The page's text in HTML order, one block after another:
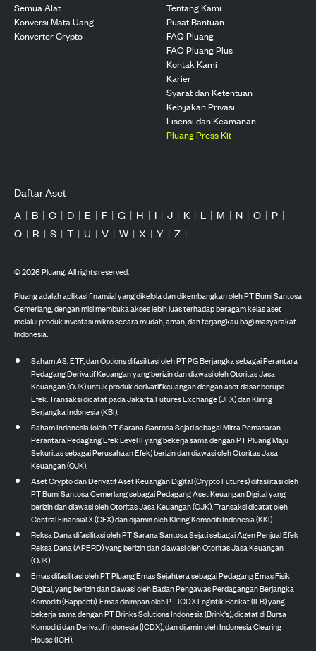
Semua Alat
Konversi Mata Uang
Konverter Crypto
Tentang Kami
Pusat Bantuan
FAQ Pluang
FAQ Pluang Plus
Kontak Kami
Karier
Syarat dan Ketentuan
Kebijakan Privasi
Lisensi dan Keamanan
Pluang Press Kit
Daftar Aset
A | B | C | D | E | F | G | H | I | J | K | L | M | N | O | P |
Q | R | S | T | U | V | W | X | Y | Z |
©2026Pluang. All rights reserved.
Pluang adalah aplikasi finansial yang dikelola dan dikembangkan oleh PT Bumi Santosa
Cemerlang, dengan misi membuka akses lebih luas terhadap beragam kelas aset
melalui produk investasi mikro secara mudah, aman, dan terjangkau bagi masyarakat
Indonesia.
Saham AS, ETF, dan Options difasilitasi oleh PT PG Berjangka sebagai Perantara
Pedagang Derivatif Keuangan yang berizin dan diawasi oleh Otoritas Jasa
Keuangan (OJK) untuk produk derivatif keuangan dengan aset dasar berupa
Efek. Transaksi dicatat pada Jakarta Futures Exchange (JFX) dan Kliring
Berjangka Indonesia (KBI).
Saham Indonesia (oleh PT Sarana Santosa Sejati sebagai Mitra Pemasaran
Perantara Pedagang Efek Level II yang bekerja sama dengan PT Pluang Maju
Sekuritas sebagai Perusahaan Efek) berizin dan diawasi oleh Otoritas Jasa
Keuangan (OJK).
Aset Crypto dan Derivatif Aset Keuangan Digital (Crypto Futures) difasilitasi oleh
PT Bumi Santosa Cemerlang sebagai Pedagang Aset Keuangan Digital yang
berizin dan diawasi oleh Otoritas Jasa Keuangan (OJK). Transaksi dicatat oleh
Central Finansial X (CFX) dan dijamin oleh Kliring Komoditi Indonesia (KKI).
Reksa Dana difasilitasi oleh PT Sarana Santosa Sejati sebagai Agen Penjual Efek
Reksa Dana (APERD) yang berizin dan diawasi oleh Otoritas Jasa Keuangan
(OJK).
Emas difasilitasi oleh PT Pluang Emas Sejahtera sebagai Pedagang Emas Fisik
Digital, yang berizin dan diawasi oleh Badan Pengawas Perdagangan Berjangka
Komoditi (Bappebti). Emas disimpan oleh PT ICDX Logistik Berikat (ILB) yang
bekerja sama dengan PT Brinks Solutions Indonesia (Brink's), dicatat di Bursa
Komoditi dan Derivatif Indonesia (ICDX), dan dijamin oleh Indonesia Clearing
House (ICH).